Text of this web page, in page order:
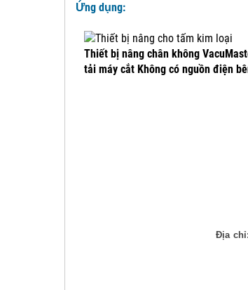
Ứng dụng:
Thiết bị nâng chân không
tải máy cắt Không có nguồn điện
Địa